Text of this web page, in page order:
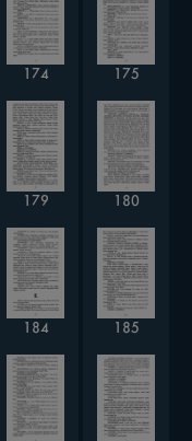
174 175
179 180
184 185